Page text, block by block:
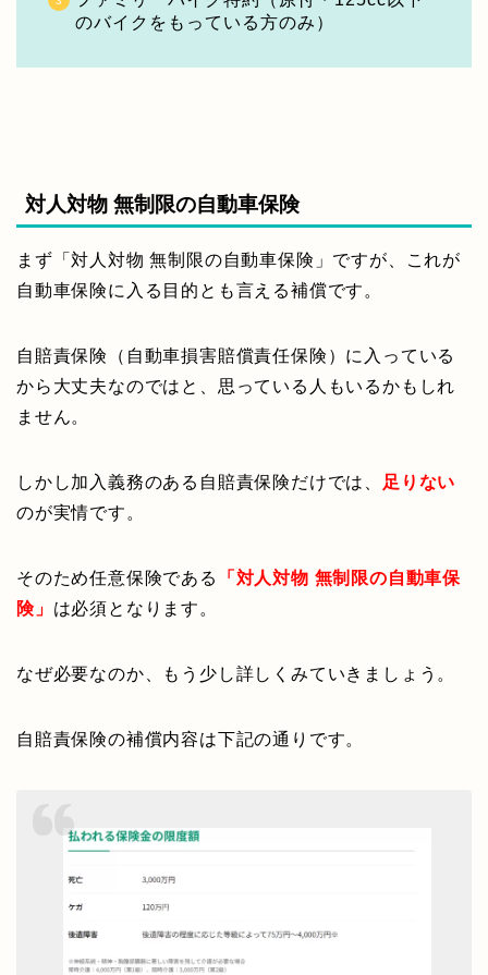
のバイクをもっている方のみ）
対人対物 無制限の自動車保険
まず「対人対物 無制限の自動車保険」ですが、これが
自動車保険に入る目的とも言える補償です。
自賠責保険（自動車損害賠償責任保険）に入っている
から大丈夫なのではと、思っている人もいるかもしれ
ません。
しかし加入義務のある自賠責保険だけでは、
足りない
のが実情です。
そのため任意保険である
「対人対物 無制限の自動車保
険」 は必須となります。
なぜ必要なのか、もう少し詳しくみていきましょう。
自賠責保険の補償内容は下記の通りです。